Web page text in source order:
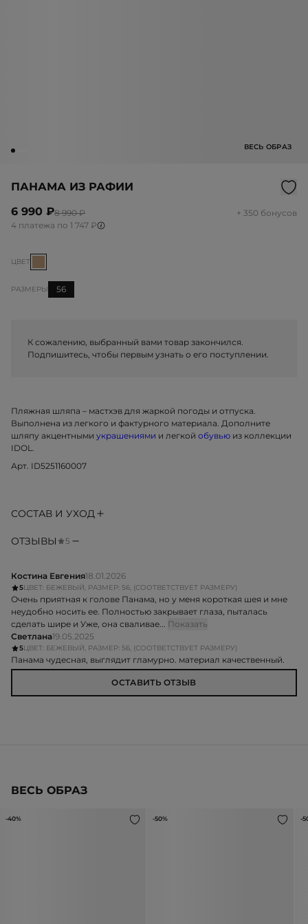
ВЕСЬ ОБРАЗ
ПАНАМА ИЗ РАФИИ
6 990 ₽8 990 ₽
+ 350 бонусов
4 платежа по 1 747 ₽
ЦВЕТ
РАЗМЕРЫ 56
К сожалению, выбранный вами товар закончился.
Подпишитесь, чтобы первым узнать о его поступлении.
Пляжная шляпа – мастхэв для жаркой погоды и отпуска.
Выполнена из легкого и фактурного материала. Дополните
шляпу акцентными украшениями и легкой обувью из коллекции
IDOL.
Арт. ID5251160007
СОСТАВ И УХОД
ОТЗЫВЫ 5
Костина Евгения18.01.2026
5ЦВЕТ: БЕЖЕВЫЙ, РАЗМЕР: 56, (СООТВЕТСТВУЕТ РАЗМЕРУ)
Очень приятная к голове Панама, но у меня короткая шея и мне
неудобно носить ее. Полностью закрывает глаза, пыталась
сделать шире и Уже, она сваливае... Показать
Светлана19.05.2025
5ЦВЕТ: БЕЖЕВЫЙ, РАЗМЕР: 56, (СООТВЕТСТВУЕТ РАЗМЕРУ)
Панама чудесная, выглядит гламурно. материал качественный.
ОСТАВИТЬ ОТЗЫВ
ВЕСЬ ОБРАЗ
-40% -50% -